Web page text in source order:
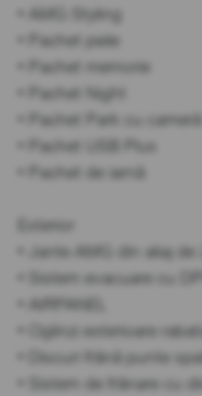
• AMG Styling
• Pachet piele
• Pachet memorie
• Pachet Night
• Pachet Park cu cameră
• Pachet USB Plus
• Pachet de iarnă
Exterior
• Jante AMG din aliaj
• Sistem evacuare cu
• AIRPANEL
• Oglinzi exterioare
• Discuri frână punte
• Sistem de frânare cu